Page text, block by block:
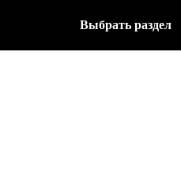
Выбрать раздел